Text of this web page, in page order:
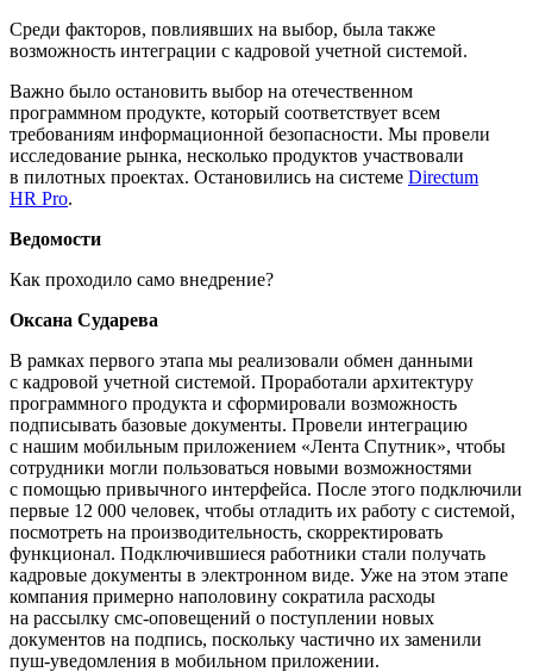
Среди факторов, повлиявших на выбор, была также
возможность интеграции с кадровой учетной системой.
Важно было остановить выбор на отечественном
программном продукте, который соответствует всем
требованиям информационной безопасности. Мы провели
исследование рынка, несколько продуктов участвовали
в пилотных проектах. Остановились на системе Directum
HR Pro.
Ведомости
Как проходило само внедрение?
Оксана Сударева
В рамках первого этапа мы реализовали обмен данными
с кадровой учетной системой. Проработали архитектуру
программного продукта и сформировали возможность
подписывать базовые документы. Провели интеграцию
с нашим мобильным приложением «Лента Спутник», чтобы
сотрудники могли пользоваться новыми возможностями
с помощью привычного интерфейса. После этого подключили
первые 12 000 человек, чтобы отладить их работу с системой,
посмотреть на производительность, скорректировать
функционал. Подключившиеся работники стали получать
кадровые документы в электронном виде. Уже на этом этапе
компания примерно наполовину сократила расходы
на рассылку смс-оповещений о поступлении новых
документов на подпись, поскольку частично их заменили
пуш-уведомления в мобильном приложении.